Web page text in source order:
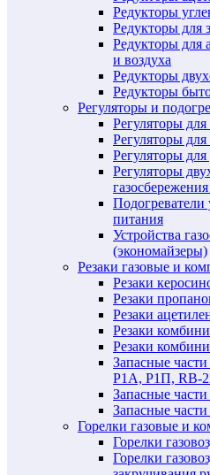
Редукторы
Редукторы для
Редукторы для
и воздуха
Редукторы
Редукторы
Регуляторы и
Регуляторы для
Регуляторы для
Регуляторы
Регуляторы
Подогреватели
питания
Устройства
(экономайзеры)
Резаки газовые и
Резаки
Резаки
Резаки
Резаки
Резаки
Запасные
Р1А, Р1П, RB-
Запасные
Запасные
Горелки газовые и
Горелки
Горелки